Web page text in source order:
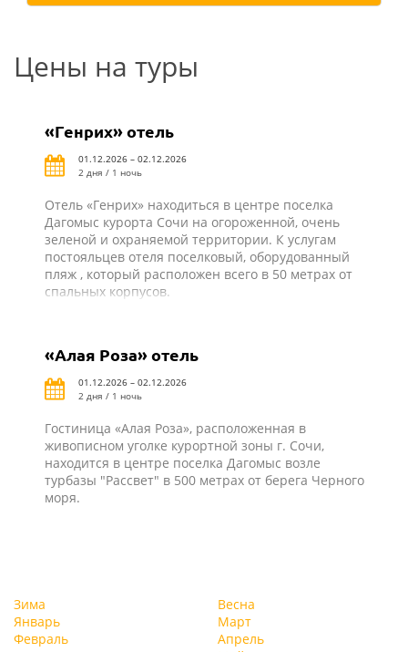
Цены на туры
«Генрих» отель
01.12.2026 – 02.12.2026
2 дня / 1 ночь
Отель «Генрих» находиться в центре поселка
Дагомыс курорта Сочи на огороженной, очень
зеленой и охраняемой территории. К услугам
постояльцев отеля поселковый, оборудованный
пляж , который расположен всего в 50 метрах от
спальных корпусов.
«Алая Роза» отель
01.12.2026 – 02.12.2026
2 дня / 1 ночь
Гостиница «Алая Роза», расположенная в
живописном уголке курортной зоны г. Сочи,
находится в центре поселка Дагомыс возле
турбазы "Рассвет" в 500 метрах от берега Черного
моря.
Зима
Январь
Февраль
Весна
Март
Апрель